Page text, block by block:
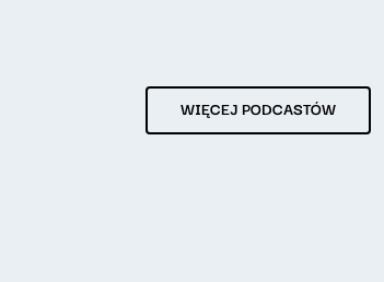
WIĘCEJ PODCASTÓW